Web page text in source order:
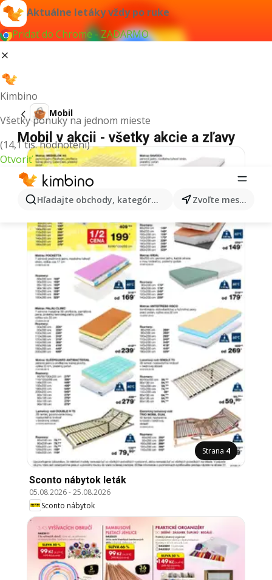
Aktuálne letáky vždy po ruke
Pridať do Chrome - ZADARMO
Kimbino
Všetky ponuky na jednom mieste
(14,1 tis. hodnotení)
Otvoriť
Hľadajte obchody, kategórie, produkty... Zvoľte mesto
Mobil
Mobil v akcii - všetky akcie a zľavy
Strana 4
Sconto nábytok leták
05.08.2026-25.08.2026
Sconto nábytok